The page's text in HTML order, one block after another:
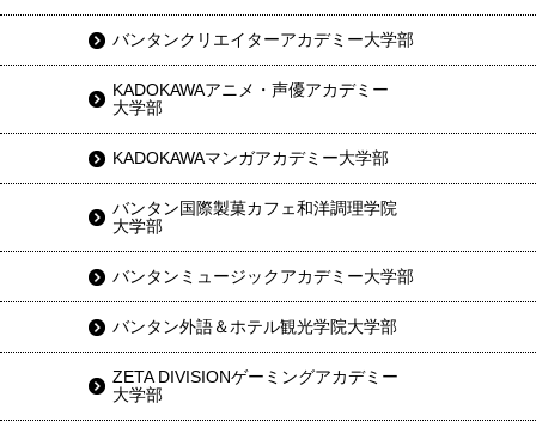
バンタンクリエイターアカデミー大学部
KADOKAWAアニメ・声優アカデミー
大学部
KADOKAWAマンガアカデミー大学部
バンタン国際製菓カフェ和洋調理学院
大学部
バンタンミュージックアカデミー大学部
バンタン外語＆ホテル観光学院大学部
ZETA DIVISIONゲーミングアカデミー
大学部